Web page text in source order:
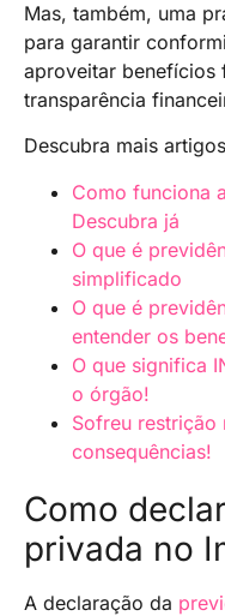
Mas, também, uma
para garantir
aproveitar benefícios
transparência
Descubra mais
Como funciona
Descubra já
O que é
simplificado
O que é
entender os
O que significa
o órgão!
Sofreu restrição
consequências!
Como
privada no
A declaração da